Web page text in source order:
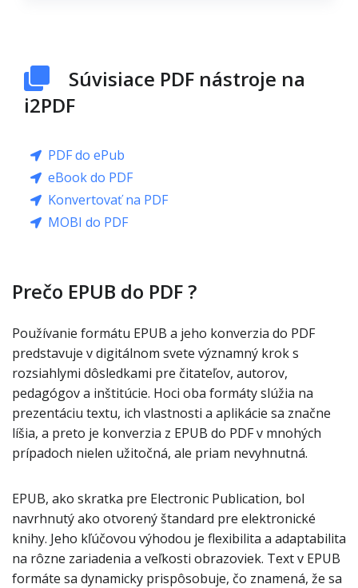
Súvisiace PDF nástroje na
i2PDF
PDF do ePub
eBook do PDF
Konvertovať na PDF
MOBI do PDF
Prečo EPUB do PDF ?
Používanie formátu EPUB a jeho konverzia do PDF
predstavuje v digitálnom svete významný krok s
rozsiahlymi dôsledkami pre čitateľov, autorov,
pedagógov a inštitúcie. Hoci oba formáty slúžia na
prezentáciu textu, ich vlastnosti a aplikácie sa značne
líšia, a preto je konverzia z EPUB do PDF v mnohých
prípadoch nielen užitočná, ale priam nevyhnutná.
EPUB, ako skratka pre Electronic Publication, bol
navrhnutý ako otvorený štandard pre elektronické
knihy. Jeho kľúčovou výhodou je flexibilita a adaptabilita
na rôzne zariadenia a veľkosti obrazoviek. Text v EPUB
formáte sa dynamicky prispôsobuje, čo znamená, že sa